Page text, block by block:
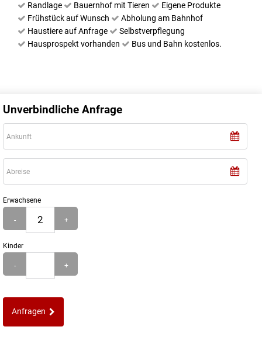
Randlage
Bauernhof mit Tieren
Eigene Produkte
Frühstück auf Wunsch
Abholung am Bahnhof
Haustiere auf Anfrage
Selbstverpflegung
Hausprospekt vorhanden
Bus und Bahn kostenlos.
Unverbindliche Anfrage
Erwachsene
- +
Kinder
- +
Anfragen